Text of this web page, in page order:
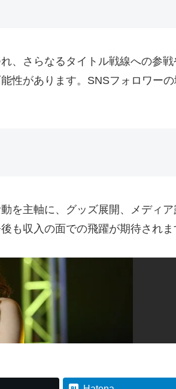
、さらなるタイトル戦線への参
性があります。SNSフォロワー
を主軸に、グッズ展開、メディ
も収入の面での飛躍が期待されま